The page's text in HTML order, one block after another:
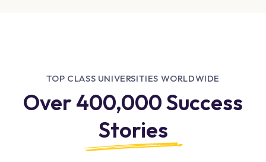
TOP CLASS UNIVERSITIES WORLDWIDE
Over 400,000 Success
Stories